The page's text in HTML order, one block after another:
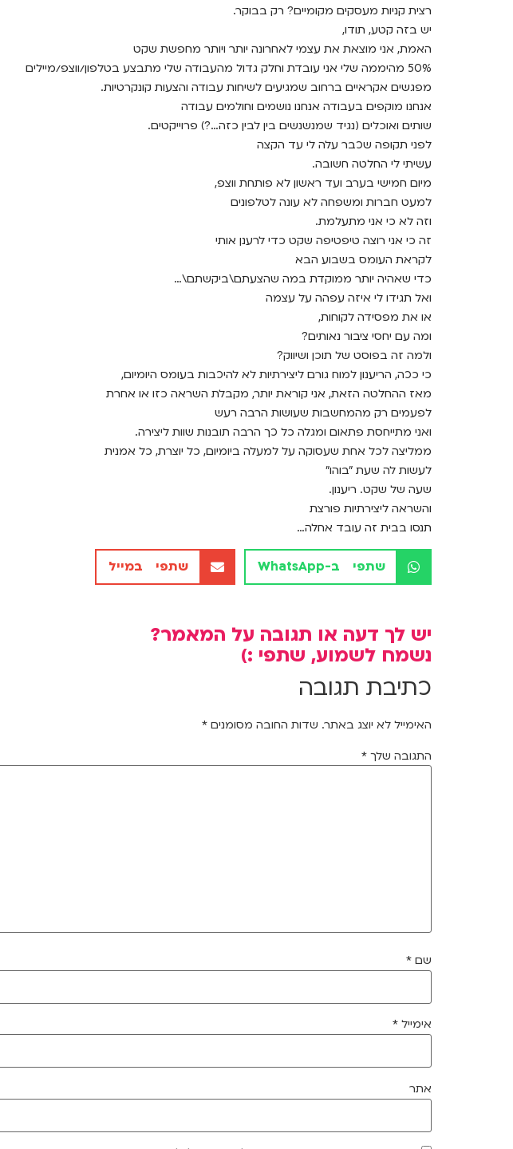
רצית קניות מעסקים מקומיים? רק בבוקר.
יש בזה קטע, תודו,
האמת, אני מוצאת את עצמי לאחרונה יותר ויותר מחפשת שקט
50% מהיממה שלי אני עובדת וחלק גדול מהעבודה שלי מתבצע בטלפון/ווצפ/מיילים
מפגשים אקראיים ברחוב שמגיעים לשיחות עבודה והצעות קונקרטיות.
אנחנו מוקפים בעבודה אנחנו נושמים וחולמים עבודה
שותים ואוכלים (נגיד שמנשנשים בין לבין כזה…?) פרוייקטים.
לפני תקופה שכבר עלה לי עד הקצה
עשיתי לי החלטה חשובה.
מיום חמישי בערב ועד ראשון לא פותחת ווצפ,
למעט חברות ומשפחה לא עונה לטלפונים
וזה לא כי אני מתעלמת.
זה כי אני רוצה טיפטיפה שקט כדי לרענן אותי
לקראת העומס בשבוע הבא
כדי שאהיה יותר ממוקדת במה שהצעתם\ביקשתם\…
ואל תגידו לי איזה עפהה על עצמה
או את מפסידה לקוחות,
ומה עם יחסי ציבור נאותים?
ולמה זה בפוסט של תוכן ושיווק?
כי ככה, הריענון למוח גורם ליצירתיות לא להיכבות בעומס היומיום,
מאז ההחלטה הזאת, אני קוראת יותר, מקבלת השראה כזו או אחרת
לפעמים רק מהמחשבות שעושות הרבה רעש
ואני מתייחסת פתאום ומגלה כל כך הרבה תובנות שוות ליצירה.
ממליצה לכל אחת שעסוקה על למעלה ביומיום, כל יוצרת, כל אמנית
לעשות לה שעת "בוהו"
שעה של שקט. ריענון.
והשראה ליצירתיות פורצת
תנסו בבית זה עובד אחלה…
שתפי ב-WhatsApp שתפי במייל
יש לך דעה או תגובה על המאמר?
נשמח לשמוע, שתפי :)
כתיבת תגובה
האימייל לא יוצג באתר. שדות החובה מסומנים *
התגובה שלך *
שם *
אימייל *
אתר